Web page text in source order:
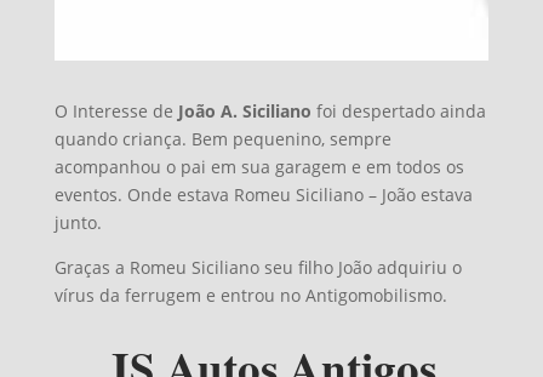
O Interesse de João A. Siciliano foi despertado ainda
quando criança. Bem pequenino, sempre
acompanhou o pai em sua garagem e em todos os
eventos. Onde estava Romeu Siciliano – João estava
junto.
Graças a Romeu Siciliano seu filho João adquiriu o
vírus da ferrugem e entrou no Antigomobilismo.